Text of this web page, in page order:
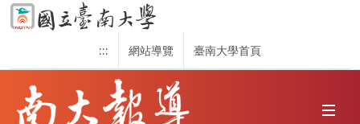
::: 網站導覽 臺南大學首頁